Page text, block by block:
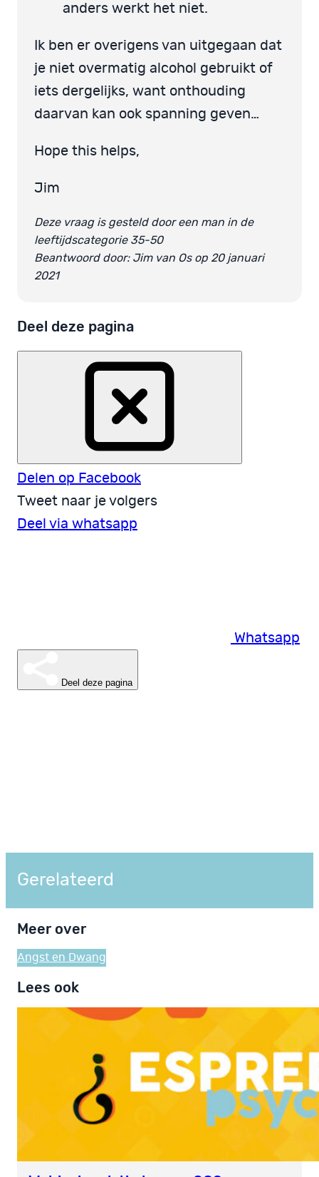
anders werkt het niet.
Ik ben er overigens van uitgegaan dat
je niet overmatig alcohol gebruikt of
iets dergelijks, want onthouding
daarvan kan ook spanning geven…
Hope this helps,
Jim
Deze vraag is gesteld door een man in de
leeftijdscategorie 35-50
Beantwoord door: Jim van Os op 20 januari
2021
Deel deze pagina
Delen op Facebook
Tweet naar je volgers
Deel via whatsapp
Whatsapp
Deel deze pagina
Gerelateerd
Meer over
Angst en Dwang
Lees ook